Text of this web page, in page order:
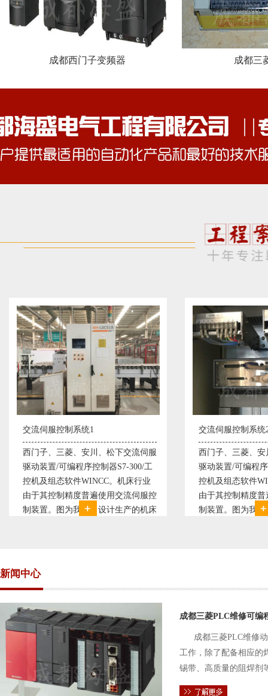
成都西门子变频器 成都三
控制系统1
三菱、安川、松下交流伺服
/可编程序控制器S7-300/工
态软件WINCC。机床行业
制精度普遍使用交流伺服控
图为我公司设计生产的机床
交流伺服控制系统2
西门子、三菱、安川、松下交流
驱动装置/可编程序控制器S7-
控机及组态软件WINCC。机床行
由于其控制精度普遍使用交流伺
制装置。图为我公司设计生产的
新闻中心
成都三菱PLC维修可编
成都三菱PLC维修
工作，除了配备相应的
锡带、高质量的阻焊剂
件的电路及通信电缆。